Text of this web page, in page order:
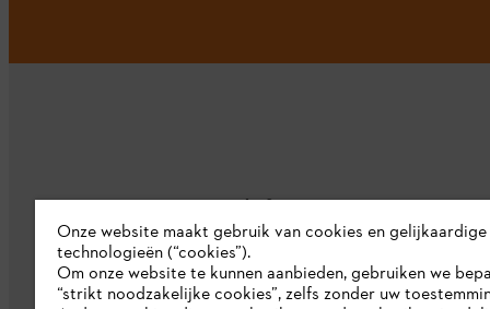
Bedrijf
Over ons
Pers
Onze website maakt gebruik van cookies en gelijkaardige
technologieën (“cookies”).
Om onze website te kunnen aanbieden, gebruiken we
“strikt noodzakelijke cookies”, zelfs zonder uw